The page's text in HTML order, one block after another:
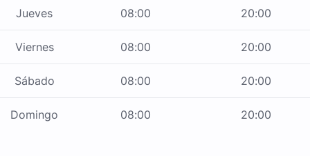
Jueves 08:00 20:00
Viernes 08:00 20:00
Sábado 08:00 20:00
Domingo 08:00 20:00